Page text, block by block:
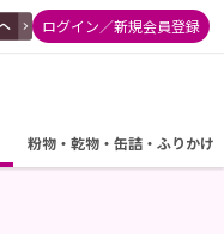
ログイン／新規会員登録
粉物・乾物・缶詰・ふりかけ